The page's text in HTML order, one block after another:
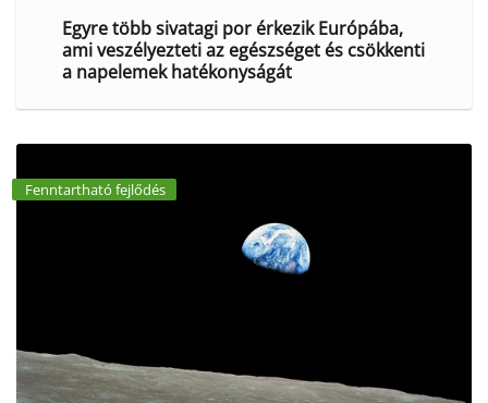
Egyre több sivatagi por érkezik Európába,
ami veszélyezteti az egészséget és csökkenti
a napelemek hatékonyságát
Fenntartható fejlődés